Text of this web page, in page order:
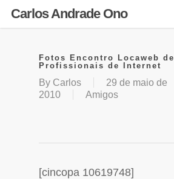
Carlos Andrade Ono
Fotos Encontro Locaweb de
Profissionais de Internet
By Carlos
29 de maio de
2010
Amigos
[cincopa 10619748]